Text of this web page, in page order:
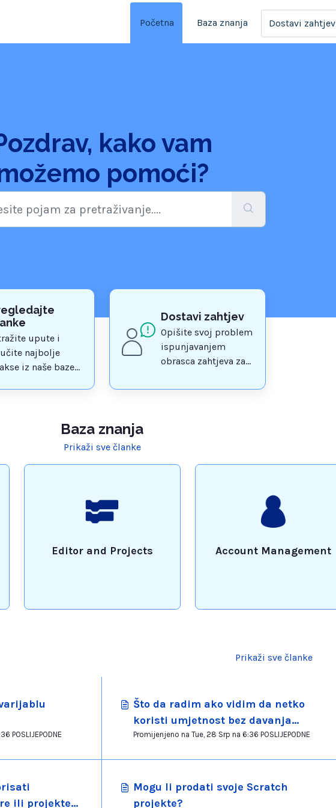
Početna Baza znanja Dostavi zahtjev
kako vam
pomoći?
upute i
najbolje
iz naše baze
Dostavi zahtjev
Opišite svoj problem
ispunjavanjem
obrasca zahtjeva za
Baza znanja
Prikaži sve članke
Editor and Projects Account Management
Prikaži sve članke
na Tue, 28 Srp na 6:36 POSLIJEPODNE
Što da radim ako vidim da netko
koristi umjetnost bez davanja
kredita?
Promijenjeno na Tue, 28 Srp na 6:36 POSLIJEPODNE
ili projekte
Mogu li prodati svoje Scratch
projekte?